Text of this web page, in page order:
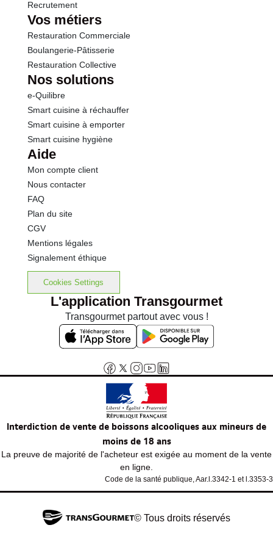
Recrutement
Vos métiers
Restauration Commerciale
Boulangerie-Pâtisserie
Restauration Collective
Nos solutions
e-Quilibre
Smart cuisine à réchauffer
Smart cuisine à emporter
Smart cuisine hygiène
Aide
Mon compte client
Nous contacter
FAQ
Plan du site
CGV
Mentions légales
Signalement éthique
Cookies Settings
L'application Transgourmet
Transgourmet partout avec vous !
Interdiction de vente de boissons alcooliques aux mineurs de
moins de 18 ans
La preuve de majorité de l'acheteur est exigée au moment de la vente
en ligne.
Code de la santé publique, Aar.l.3342-1 et l.3353-3
© Tous droits réservés